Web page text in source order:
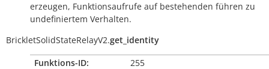
erzeugen, Funktionsaufrufe auf bestehenden führen zu
undefiniertem Verhalten.
BrickletSolidStateRelayV2.get_identity
Funktions-ID:
255